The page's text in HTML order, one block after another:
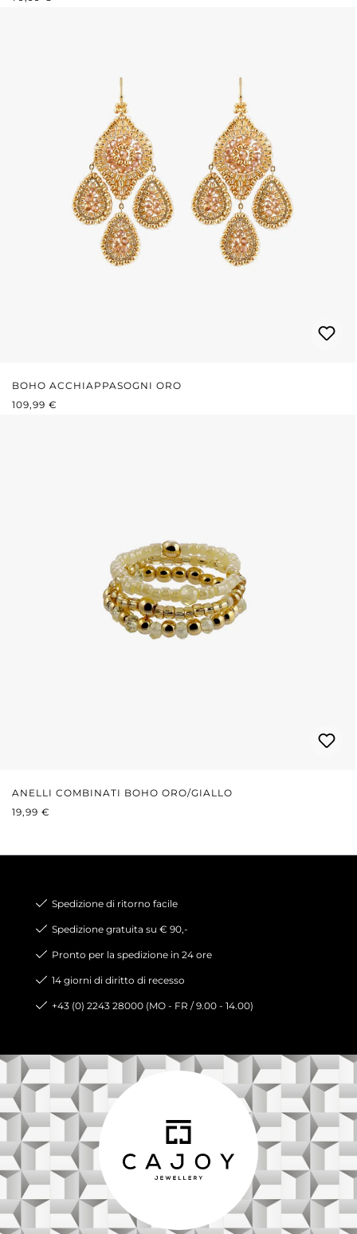
BOHO ACCHIAPPASOGNI ORO
PREZZO NORMALE:
109,99 €
ANELLI COMBINATI BOHO ORO/GIALLO
PREZZO NORMALE:
19,99 €
Spedizione di ritorno facile
Spedizione gratuita su € 90,-
Pronto per la spedizione in 24 ore
14 giorni di diritto di recesso
+43 (0) 2243 28000 (MO - FR / 9.00 - 14.00)